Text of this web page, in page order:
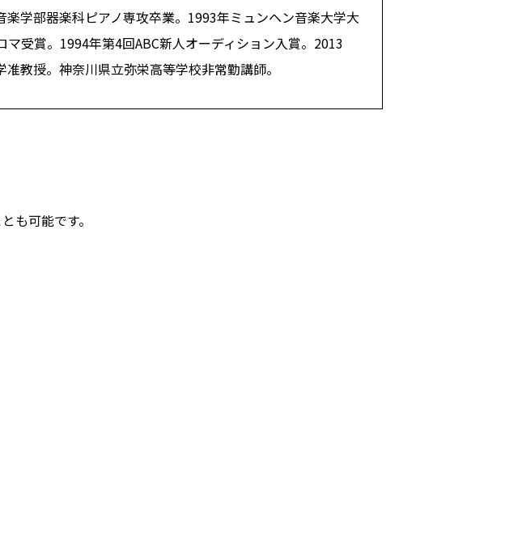
学部器楽科ピアノ専攻卒業。1993年ミュンヘン音楽大学大
受賞。1994年第4回ABC新人オーディション入賞。2013
教授。神奈川県立弥栄高等学校非常勤講師。
も可能です。